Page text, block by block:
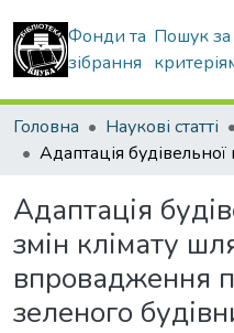
Фонди та
зібрання
Пошук за
Головна Наукові статті
Адаптація
змін клімату
впровадження
зеленого